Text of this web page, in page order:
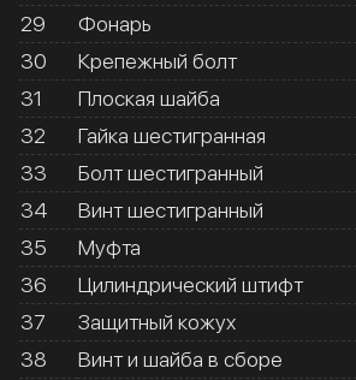
29
Фонарь
30
Крепежный болт
31
Плоская шайба
32
Гайка шестигранная
33
Болт шестигранный
34
Винт шестигранный
35
Муфта
36
Цилиндрический штифт
37
Защитный кожух
38
Винт и шайба в сборе